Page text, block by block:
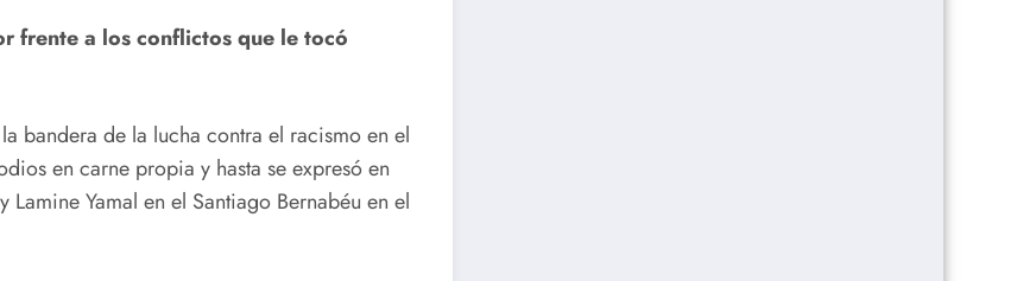
frente a los conflictos que le tocó
bandera de la lucha contra el racismo en el
en carne propia y hasta se expresó en
Yamal en el Santiago Bernabéu en el